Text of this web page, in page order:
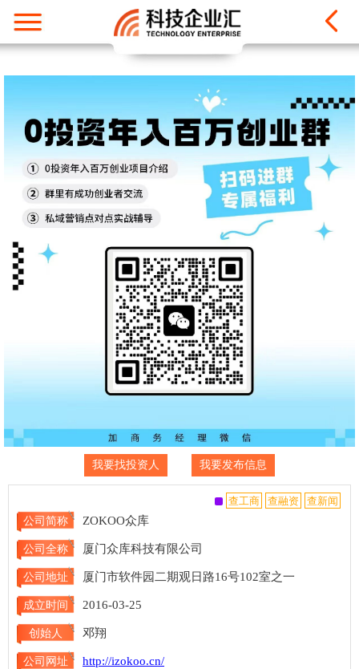
我要找投资人 我要发布信息
公司简称 ZOKOO众库
公司全称 厦门众库科技有限公司
公司地址 厦门市软件园二期观日路16号102室之一
成立时间 2016-03-25
创始人 邓翔
公司网址 http://izokoo.cn/